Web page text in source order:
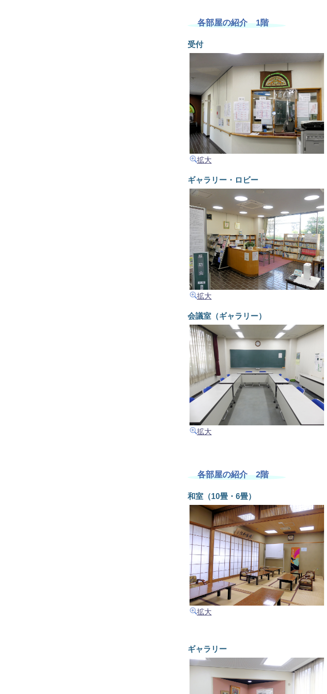
各部屋の紹介 1階
受付
拡大
ギャラリー・ロビー
拡大
会議室（ギャラリー）
拡大
各部屋の紹介 2階
和室（10畳・6畳）
拡大
ギャラリー